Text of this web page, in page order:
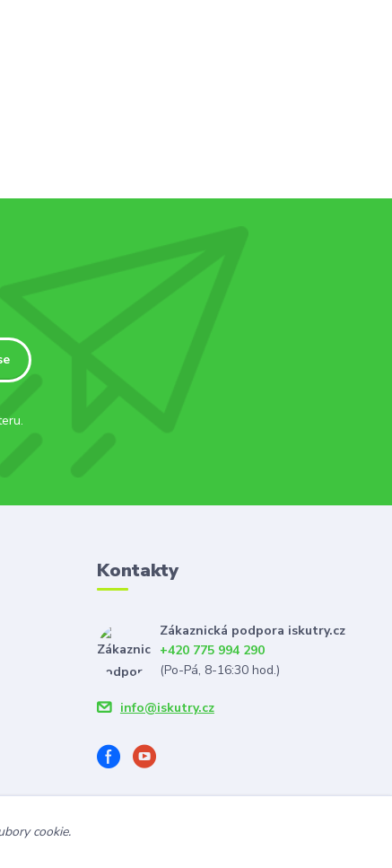
Kontakty
Zákaznická podpora iskutry.cz
+420 775 994 290
(Po-Pá, 8-16:30 hod.)
info@iskutry.cz
cookie.